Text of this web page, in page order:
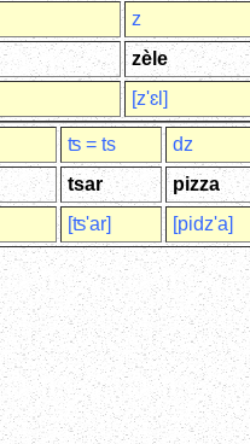
z
zèle
[z'ɛl]
ʦ = ts
dz
tsar
pizza
[ʦ'ar] [pidz'a]